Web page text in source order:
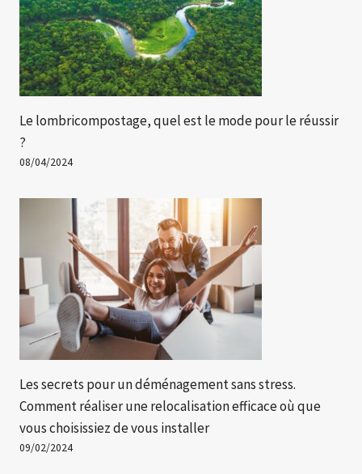
Le lombricompostage, quel est le mode pour le réussir
?
08/04/2024
Les secrets pour un déménagement sans stress.
Comment réaliser une relocalisation efficace où que
vous choisissiez de vous installer
09/02/2024